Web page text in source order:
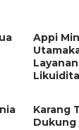
Appi
Karang
Dukung